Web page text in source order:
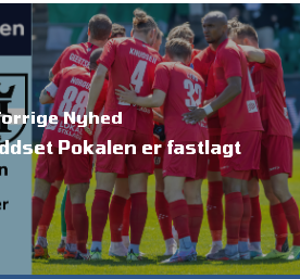
Nyhed
Pokalen er fastlagt